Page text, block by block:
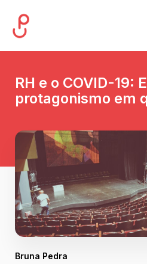
RH e o COVID-19:
protagonismo em
Bruna Pedra